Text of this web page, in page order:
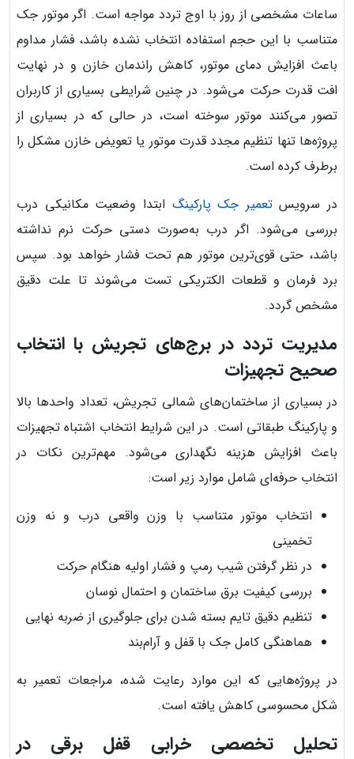
ساعات مشخصی از روز با اوج تردد مواجه است. اگر موتور جک
متناسب با این حجم استفاده انتخاب نشده باشد، فشار مداوم
باعث افزایش دمای موتور، کاهش راندمان خازن و در نهایت
افت قدرت حرکت می‌شود. در چنین شرایطی بسیاری از کاربران
تصور می‌کنند موتور سوخته است، در حالی که در بسیاری از
پروژه‌ها تنها تنظیم مجدد قدرت موتور یا تعویض خازن مشکل را
برطرف کرده است.
در سرویستعمیر جک پارکینگ ابتدا وضعیت مکانیکی درب
بررسی می‌شود. اگر درب به‌صورت دستی حرکت نرم نداشته
باشد، حتی قوی‌ترین موتور هم تحت فشار خواهد بود. سپس
برد فرمان و قطعات الکتریکی تست می‌شوند تا علت دقیق
مشخص گردد.
مدیریت تردد در برج‌های تجریش با انتخاب
صحیح تجهیزات
در بسیاری از ساختمان‌های شمالی تجریش، تعداد واحدها بالا
و پارکینگ طبقاتی است. در این شرایط انتخاب اشتباه تجهیزات
باعث افزایش هزینه نگهداری می‌شود. مهم‌ترین نکات در
انتخاب حرفه‌ای شامل موارد زیر است:
انتخاب موتور متناسب با وزن واقعی درب و نه وزن
تخمینی
در نظر گرفتن شیب رمپ و فشار اولیه هنگام حرکت
بررسی کیفیت برق ساختمان و احتمال نوسان
تنظیم دقیق تایم بسته شدن برای جلوگیری از ضربه نهایی
هماهنگی کامل جک با قفل و آرام‌بند
در پروژه‌هایی که این موارد رعایت شده، مراجعات تعمیر به
شکل محسوسی کاهش یافته است.
تحلیل تخصصی خرابی قفل برقی در